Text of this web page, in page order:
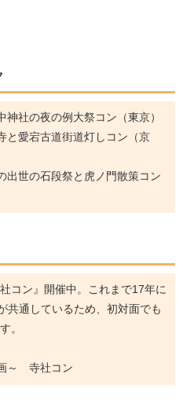
神社の夜の例大祭コン（東京）
と愛宕古道街道灯しコン（京
出世の石段祭と虎ノ門散策コン
コン』開催中。これまで17年に
共通しているため、初対面でも
。
～ 寺社コン